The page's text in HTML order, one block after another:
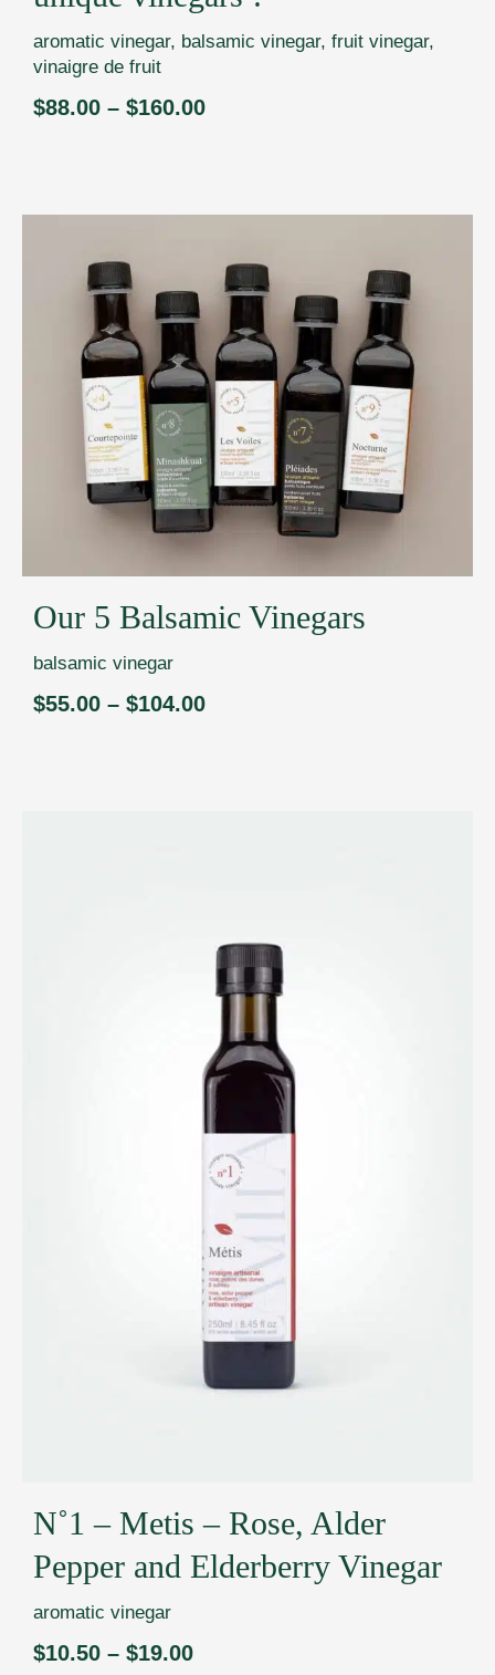
aromatic vinegar, balsamic vinegar, fruit vinegar,
vinaigre de fruit
$88.00 – $160.00Price
Our 5 Balsamic Vinegars
balsamic vinegar
$55.00 – $104.00Price
N˚1 – Metis – Rose, Alder
Pepper and Elderberry Vinegar
aromatic vinegar
$10.50 – $19.00Price